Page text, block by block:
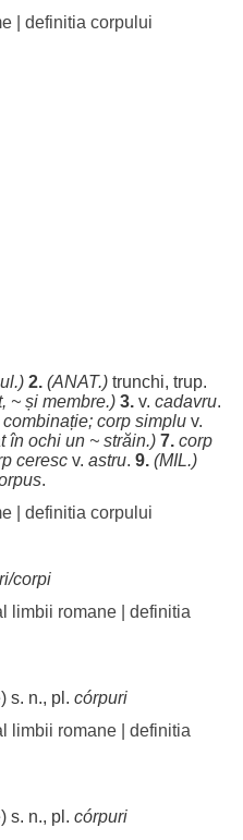
| definitia corpului
2.(ANAT.) trunchi, trup.
, ~ și membre.) 3.v. cadavru.
combinație; corp simpluv.
în ochiun ~ străin.) 7. corp
cerescv. astru. 9. (MIL.)
.
| definitia corpului
/corpi
limbii romane| definitia
) s. n., pl. córpuri
limbii romane| definitia
) s. n., pl. córpuri